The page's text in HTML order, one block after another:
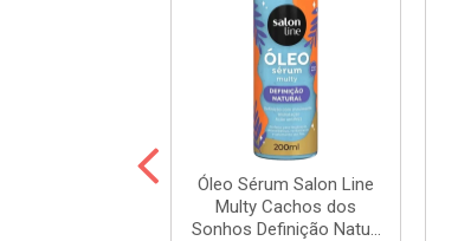
Óleo Sérum Salon Line
Multy Cachos dos
Sonhos Definição Natu...